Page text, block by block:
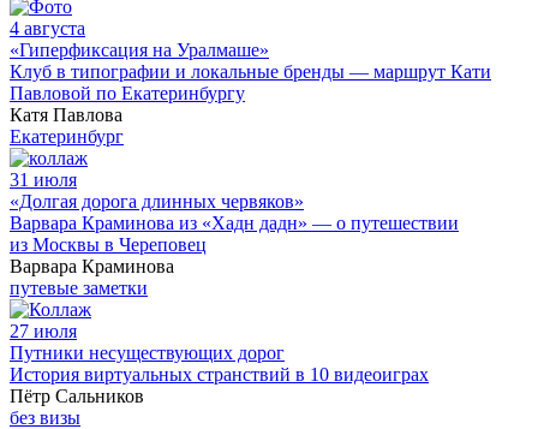
4 августа
«Гиперфиксация на Уралмаше»
Клуб в типографии и локальные бренды — маршрут Кати
Павловой по Екатеринбургу
Катя Павлова
Екатеринбург
31 июля
«Долгая дорога длинных червяков»
Варвара Краминова из «Хадн дадн» — о путешествии
из Москвы в Череповец
Варвара Краминова
путевые заметки
27 июля
Путники несуществующих дорог
История виртуальных странствий в 10 видеоиграх
Пётр Сальников
без визы